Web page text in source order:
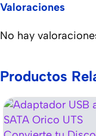
Valoraciones
No hay
Productos